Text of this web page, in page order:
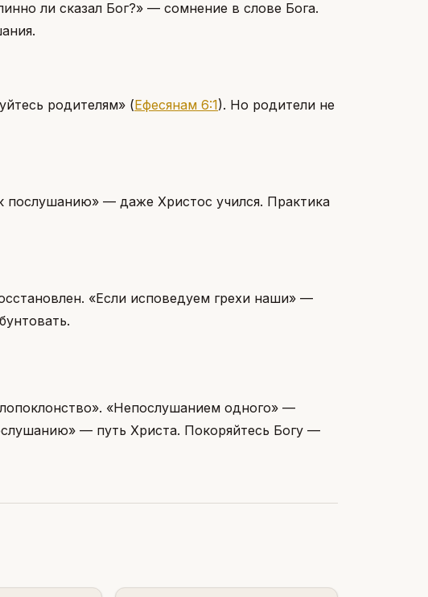
ли сказал Бог?» — сомнение в слове Бога.
родителям» (Ефесянам 6:1). Но родители не
послушанию» — даже Христос учился. Практика
«Если исповедуем грехи наши» —
«Непослушанием одного» —
— путь Христа. Покоряйтесь Богу —